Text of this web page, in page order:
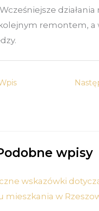
działania
remontem, a
wpisy